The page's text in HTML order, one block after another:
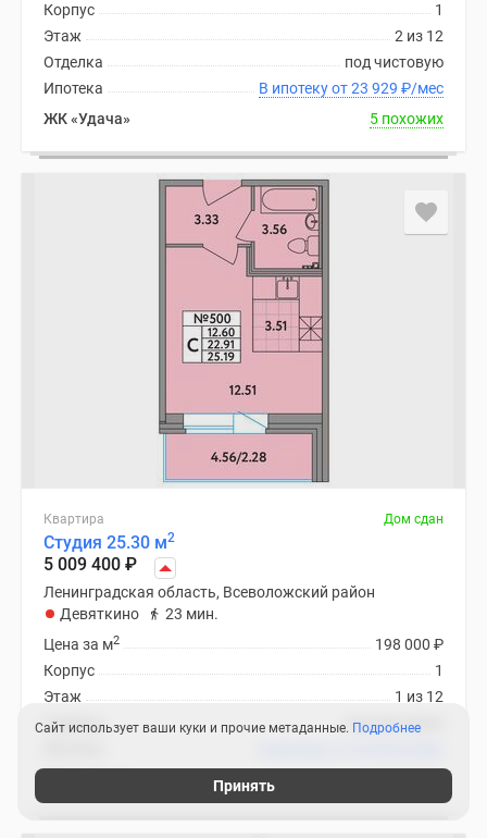
1
Корпус
2 из 12
Этаж
под чистовую
Отделка
В ипотеку от 23 929 ₽/мес
Ипотека
ЖК «Удача»
5 похожих
Квартира Дом сдан
Студия 25.30 м2
5 009 400 ₽
Ленинградская область, Всеволожский район
Девяткино
23 мин.
198 000 ₽
Цена за м2
1
Корпус
1 из 12
Этаж
под чистовую
Отделка
Сайт использует ваши куки и прочие метаданные. Подробнее
Принять